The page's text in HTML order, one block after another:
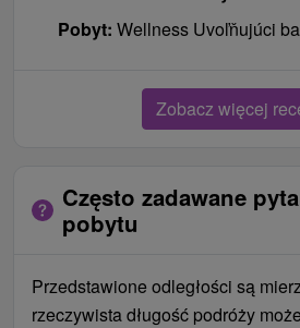
Pobyt: Wellness Uvoľňujúci
Zobacz więcej
Często zadawane
pobytu
Przedstawione odległości są
rzeczywista długość podróży